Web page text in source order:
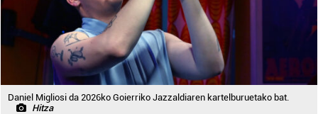
Daniel Migliosi da 2026ko Goierriko Jazzaldiaren kartelburuetako bat.
Hitza